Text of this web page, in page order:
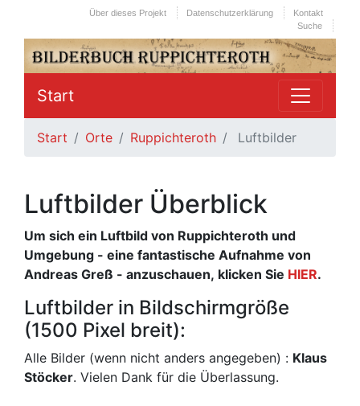
Kontakt
Datenschutzerklärung
Über dieses Projekt
Suche
Start
Start Orte Ruppichteroth Luftbilder
Luftbilder Überblick
Um sich ein Luftbild von Ruppichteroth und
Umgebung - eine fantastische Aufnahme von
Andreas Greß - anzuschauen, klicken Sie HIER.
Luftbilder in Bildschirmgröße
(1500 Pixel breit):
Alle Bilder (wenn nicht anders angegeben) : Klaus
Stöcker. Vielen Dank für die Überlassung.